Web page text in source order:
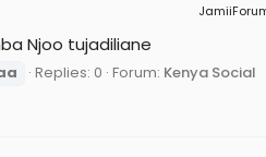
Njoo tujadiliane
Replies: 0 Forum: Kenya Social